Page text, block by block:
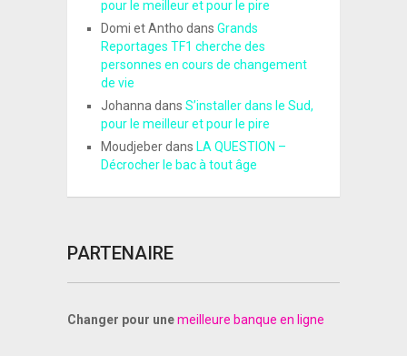
pour le meilleur et pour le pire
Domi et Antho dans Grands
Reportages TF1 cherche des
personnes en cours de changement
de vie
Johanna dans S’installer dans le Sud,
pour le meilleur et pour le pire
Moudjeberdans LA QUESTION –
Décrocher le bac à tout âge
PARTENAIRE
Changer pour unemeilleure banque en ligne